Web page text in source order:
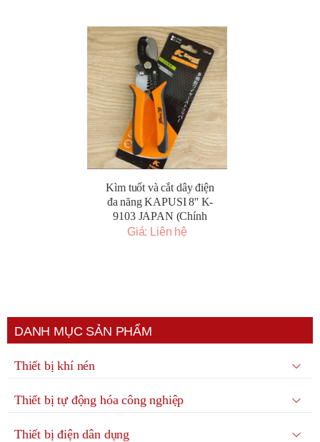
Kìm tuốt và cắt dây điện
đa năng KAPUSI 8'' K-
9103 JAPAN (Chính
Hãng)
Giá: Liên hệ
DANH MỤC SẢN PHẨM
Thiết bị khí nén
Thiết bị tự động hóa công nghiệp
Thiết bị điện dân dụng